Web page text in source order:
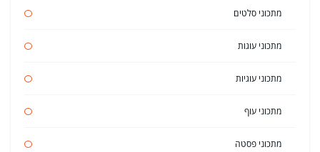
מתכוני סלטים
מתכוני עוגות
מתכוני עוגיות
מתכוני עוף
מתכוני פסטה